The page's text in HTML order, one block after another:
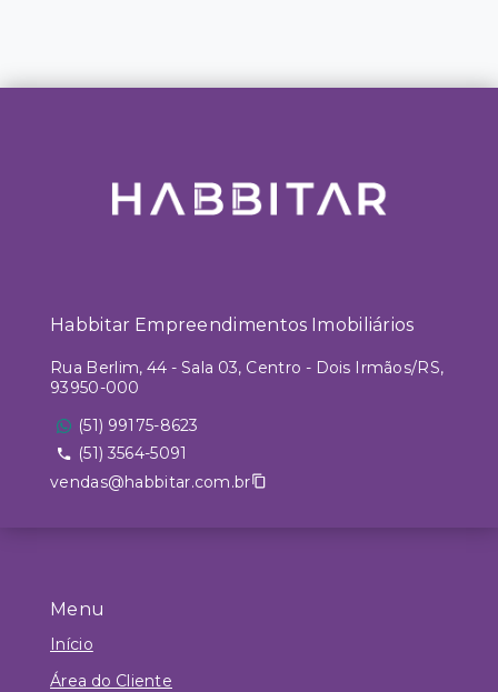
Menu
Início
Área do Cliente
Habbitar Empreendimentos Imobiliários
Rua Berlim, 44 - Sala 03, Centro - Dois Irmãos/RS,
93950-000
(51) 99175-8623
(51) 3564-5091
vendas@habbitar.com.br